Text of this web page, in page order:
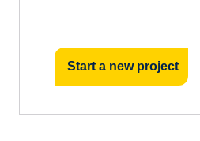
Start a new project